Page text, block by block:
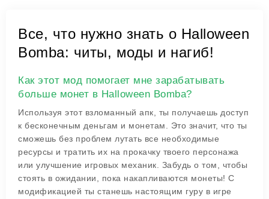
Все, что нужно знать о Halloween
Bomba: читы, моды и нагиб!
Как этот мод помогает мне зарабатывать
больше монет в Halloween Bomba?
Используя этот взломанный апк, ты получаешь доступ
к бесконечным деньгам и монетам. Это значит, что ты
сможешь без проблем лутать все необходимые
ресурсы и тратить их на прокачку твоего персонажа
или улучшение игровых механик. Забудь о том, чтобы
стоять в ожидании, пока накапливаются монеты! С
модификацией ты станешь настоящим гуру в игре